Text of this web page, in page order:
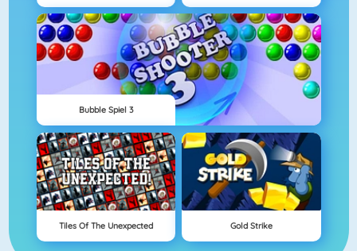
Bubble Spiel 3
Tiles Of The Unexpected Gold Strike